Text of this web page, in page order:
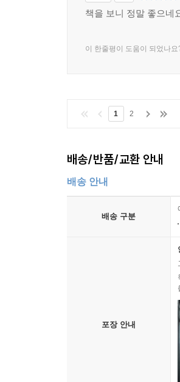
책을 보니 정말 좋으네
이 한줄평이 도움이 되었나요
1 2
배송/반품/교환 안내
배송 안내
배송 구분
포장 안내